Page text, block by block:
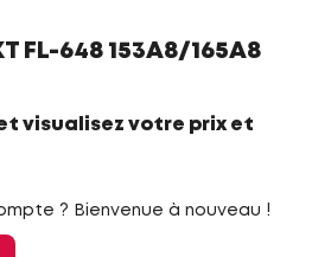
FL-648 153A8/165A8
visualisez votre prix et
? Bienvenue à nouveau !